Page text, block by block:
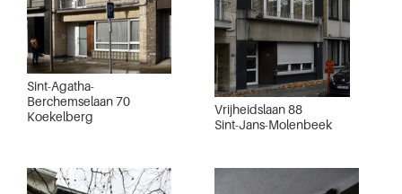
Sint-Agatha-
Berchemselaan 70
Koekelberg
Vrijheidslaan 88
Sint-Jans-Molenbeek